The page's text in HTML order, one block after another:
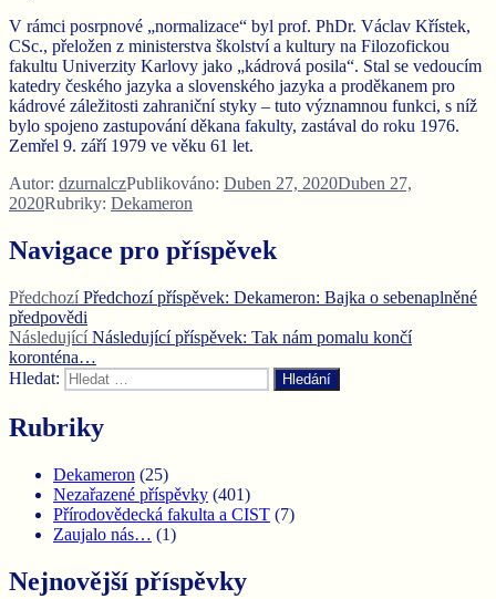
V rámci posrpnové „normalizace“ byl prof. PhDr. Václav Křístek,
CSc., přeložen z ministerstva školství a kultury na Filozofickou
fakultu Univerzity Karlovy jako „kádrová posila“. Stal se vedoucím
katedry českého jazyka a slovenského jazyka a proděkanem pro
kádrové záležitosti zahraniční styky – tuto významnou funkci, s níž
bylo spojeno zastupování děkana fakulty, zastával do roku 1976.
Zemřel 9. září 1979 ve věku 61 let.
Autor: dzurnalczPublikováno: Duben 27, 2020Duben 27,
2020Rubriky: Dekameron
Navigace pro příspěvek
Předchozí Předchozí příspěvek: Dekameron: Bajka o sebenaplněné
předpovědi
Následující Následující příspěvek: Tak nám pomalu končí
koronténa…
Hledat:
Hledání
Rubriky
Dekameron (25)
Nezařazené příspěvky (401)
Přírodovědecká fakulta a CIST (7)
Zaujalo nás… (1)
Nejnovější příspěvky